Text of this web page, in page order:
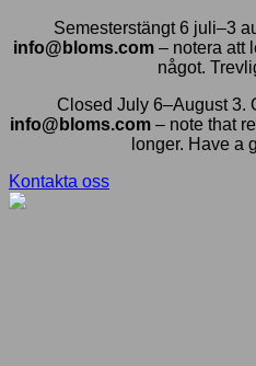
Semesterstängt 6 juli–3
info@bloms.com– notera att
något.
Closed July 6–August 3.
info@bloms.com– note that
longer. Have a
Kontakta oss